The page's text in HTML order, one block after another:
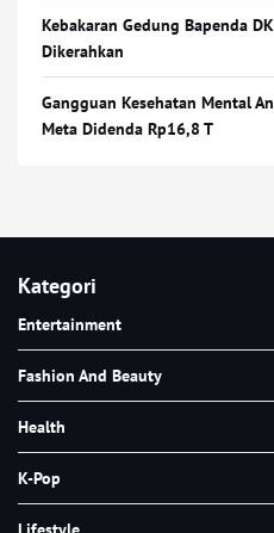
Kebakaran Gedung Bapenda
Dikerahkan
Gangguan Kesehatan Mental
Meta Didenda Rp16,8 T
Kategori
Entertainment
Fashion And Beauty
Health
K-Pop